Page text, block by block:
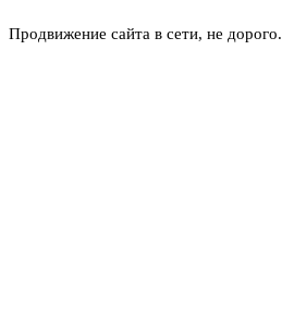
Продвижение сайта в сети, не дорого.